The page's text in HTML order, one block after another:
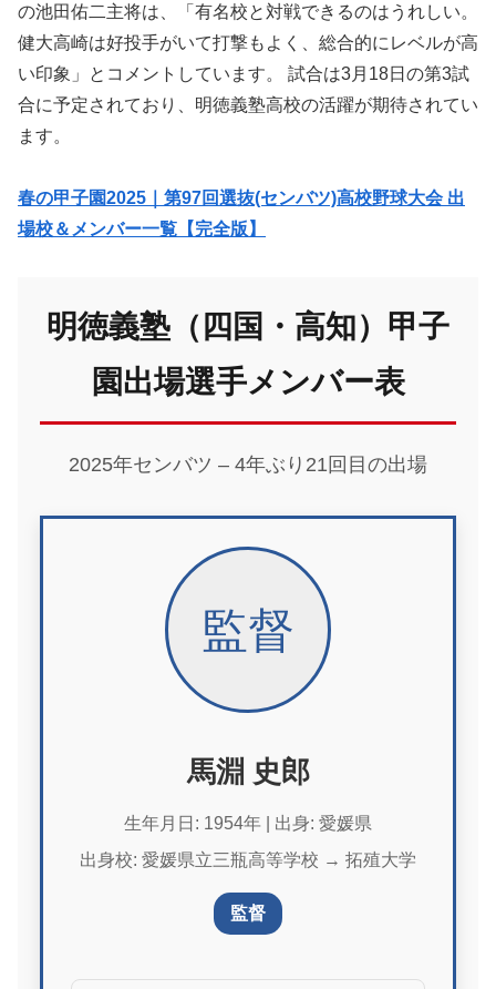
の池田佑二主将は、「有名校と対戦できるのはうれしい。
健大高崎は好投手がいて打撃もよく、総合的にレベルが高
い印象」とコメントしています。 ​試合は3月18日の第3試
合に予定されており、明徳義塾高校の活躍が期待されてい
ます。
春の甲子園2025｜第97回選抜(センバツ)高校野球大会 出
場校＆メンバー一覧【完全版】
明徳義塾（四国・高知）甲子
園出場選手メンバー表
2025年センバツ – 4年ぶり21回目の出場
監督
馬淵 史郎
生年月日: 1954年 | 出身: 愛媛県
出身校: 愛媛県立三瓶高等学校 → 拓殖大学
監督